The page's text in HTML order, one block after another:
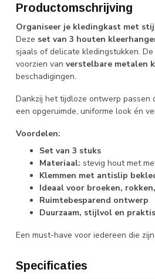
Productomschrijving
Organiseer je kledingkast met
Deze set van 3 houten
sjaals of delicate kledingstukken.
voorzien van verstelbare metalen
beschadigingen.
Dankzij het tijdloze ontwerp passen
een opgeruimde, uniforme look én
Voordelen:
Set van 3 stuks
Materiaal: stevig hout met
Klemmen met antislip
Ideaal voor broeken,
Ruimtebesparend ontwerp
Duurzaam, stijlvol en
Een must-have voor iedereen die
Specificaties